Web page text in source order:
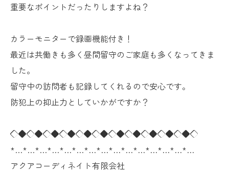
重要なポイントだったりしますよね？
カラーモニターで録画機能付き！
最近は共働きも多く昼間留守のご家庭も多くなってきま
した。
留守中の訪問者も記録してくれるので安心です。
防犯上の抑止力としていかがですか？
◇◆◇◆◇◆◇◆◇◆◇◆◇◆◇◆◇◆◇◆◇◆◇
*…*…*…*…*…*…*…*…*…*…*…*…*…*…*…
アクアコーディネイト有限会社